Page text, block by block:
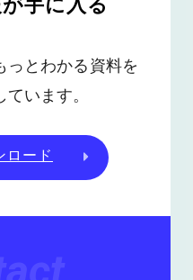
手に入る
っとわかる資料を
います。
ロード